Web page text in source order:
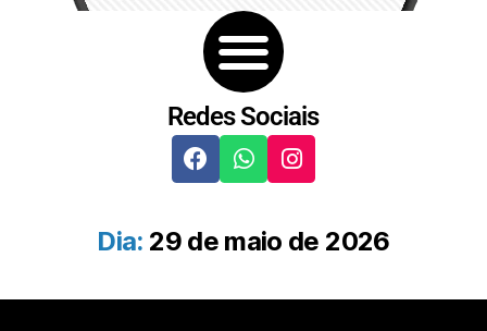
Redes Sociais
Dia: 29 de maio de 2026